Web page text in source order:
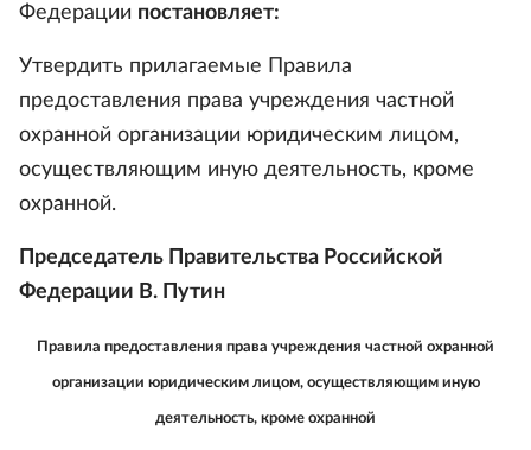
Федерации постановляет:
Утвердить прилагаемые Правила
предоставления права учреждения частной
охранной организации юридическим лицом,
осуществляющим иную деятельность, кроме
охранной.
Председатель Правительства Российской
Федерации В. Путин
Правила предоставления права учреждения частной охранной
организации юридическим лицом, осуществляющим иную
деятельность, кроме охранной